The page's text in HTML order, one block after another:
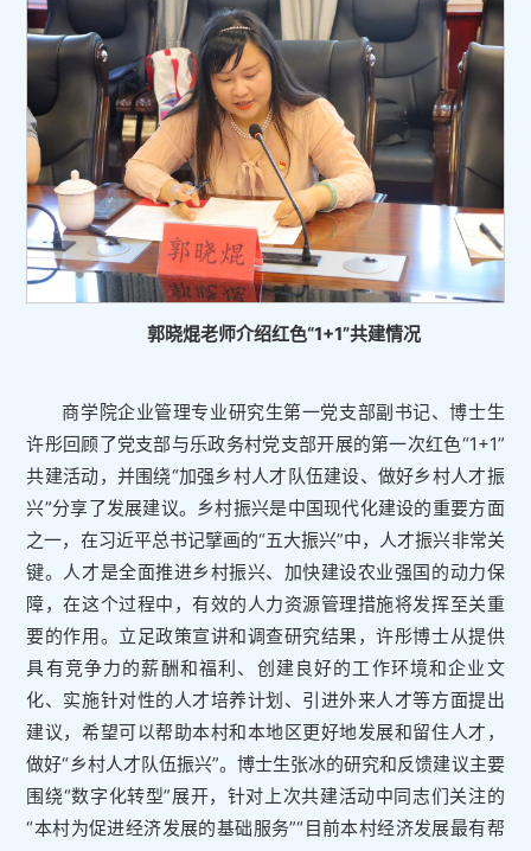
郭晓焜老师介绍红色“1+1”共建情况
商学院企业管理专业研究生第一党支部副书记、博士生
许彤回顾了党支部与乐政务村党支部开展的第一次红色“1+1”
共建活动，并围绕“加强乡村人才队伍建设、做好乡村人才振
兴”分享了发展建议。乡村振兴是中国现代化建设的重要方面
之一，在习近平总书记擘画的“五大振兴”中，人才振兴非常关
键。人才是全面推进乡村振兴、加快建设农业强国的动力保
障，在这个过程中，有效的人力资源管理措施将发挥至关重
要的作用。立足政策宣讲和调查研究结果，许彤博士从提供
具有竞争力的薪酬和福利、创建良好的工作环境和企业文
化、实施针对性的人才培养计划、引进外来人才等方面提出
建议，希望可以帮助本村和本地区更好地发展和留住人才，
做好“乡村人才队伍振兴”。博士生张冰的研究和反馈建议主要
围绕“数字化转型”展开，针对上次共建活动中同志们关注的
“本村为促进经济发展的基础服务”“目前本村经济发展最有帮